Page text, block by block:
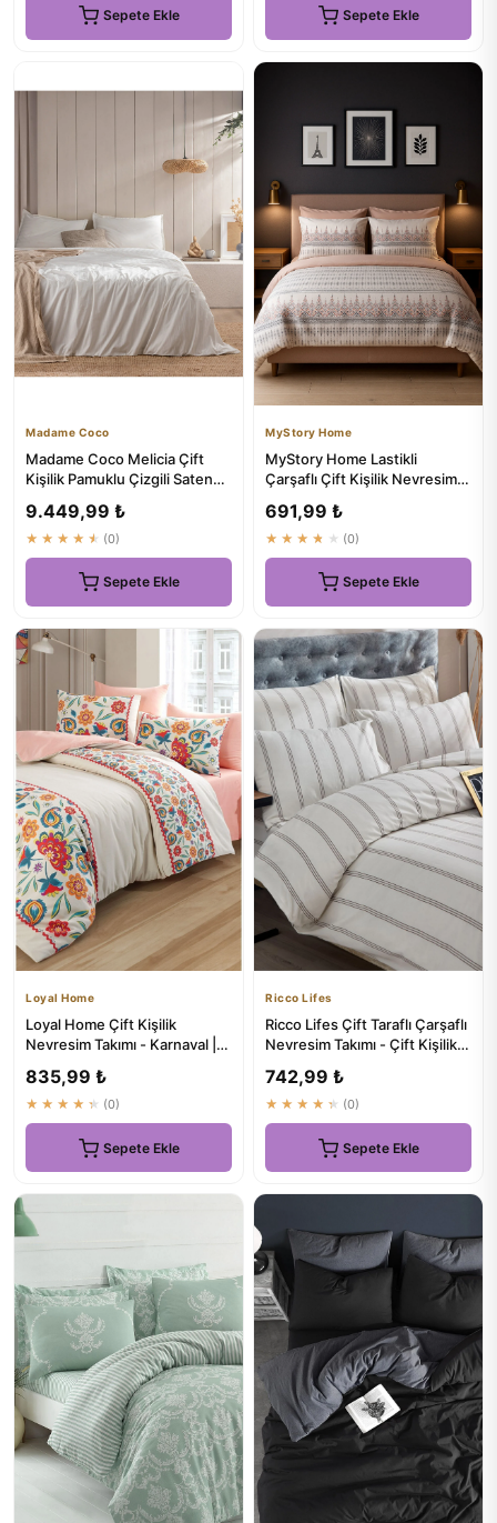
Sepete Ekle Sepete Ekle
Madame Coco
Madame Coco Melicia Çift
Kişilik Pamuklu Çizgili Saten
9.449,99 ₺
★★★★★ (0)
Sepete Ekle
MyStory Home
MyStory Home Lastikli
Çarşaflı Çift Kişilik Nevresim
691,99 ₺
★★★★★ (0)
Sepete Ekle
Loyal Home
Loyal Home Çift Kişilik
Nevresim Takımı - Karnaval |
835,99 ₺
★★★★★ (0)
Sepete Ekle
Ricco Lifes
Ricco Lifes Çift Taraflı Çarşaflı
Nevresim Takımı - Çift Kişilik -
742,99 ₺
★★★★★ (0)
Sepete Ekle